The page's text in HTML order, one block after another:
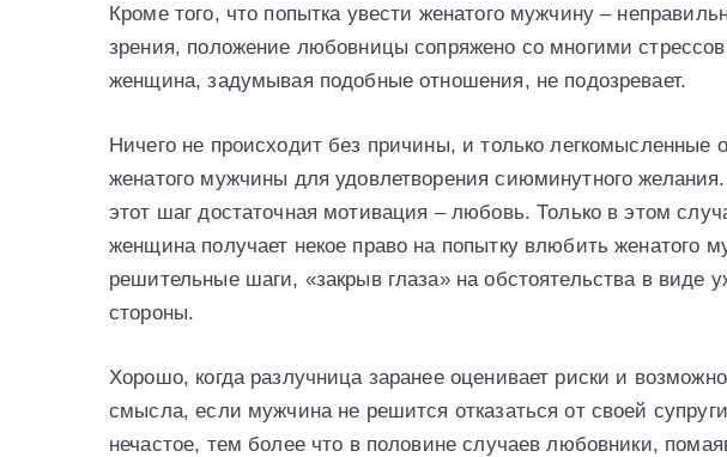
Кроме того, что попытка увести женатого мужчину –
зрения, положение любовницы сопряжено со многими
женщина, задумывая подобные отношения, не подозревает.
Ничего не происходит без причины, и только легкомысленные
женатого мужчины для удовлетворения сиюминутного
этот шаг достаточная мотивация – любовь. Только в этом
женщина получает некое право на попытку влюбить женатого
решительные шаги, «закрыв глаза» на обстоятельства в
стороны.
Хорошо, когда разлучница заранее оценивает риски и
смысла, если мужчина не решится отказаться от своей
нечастое, тем более что в половине случаев любовники,